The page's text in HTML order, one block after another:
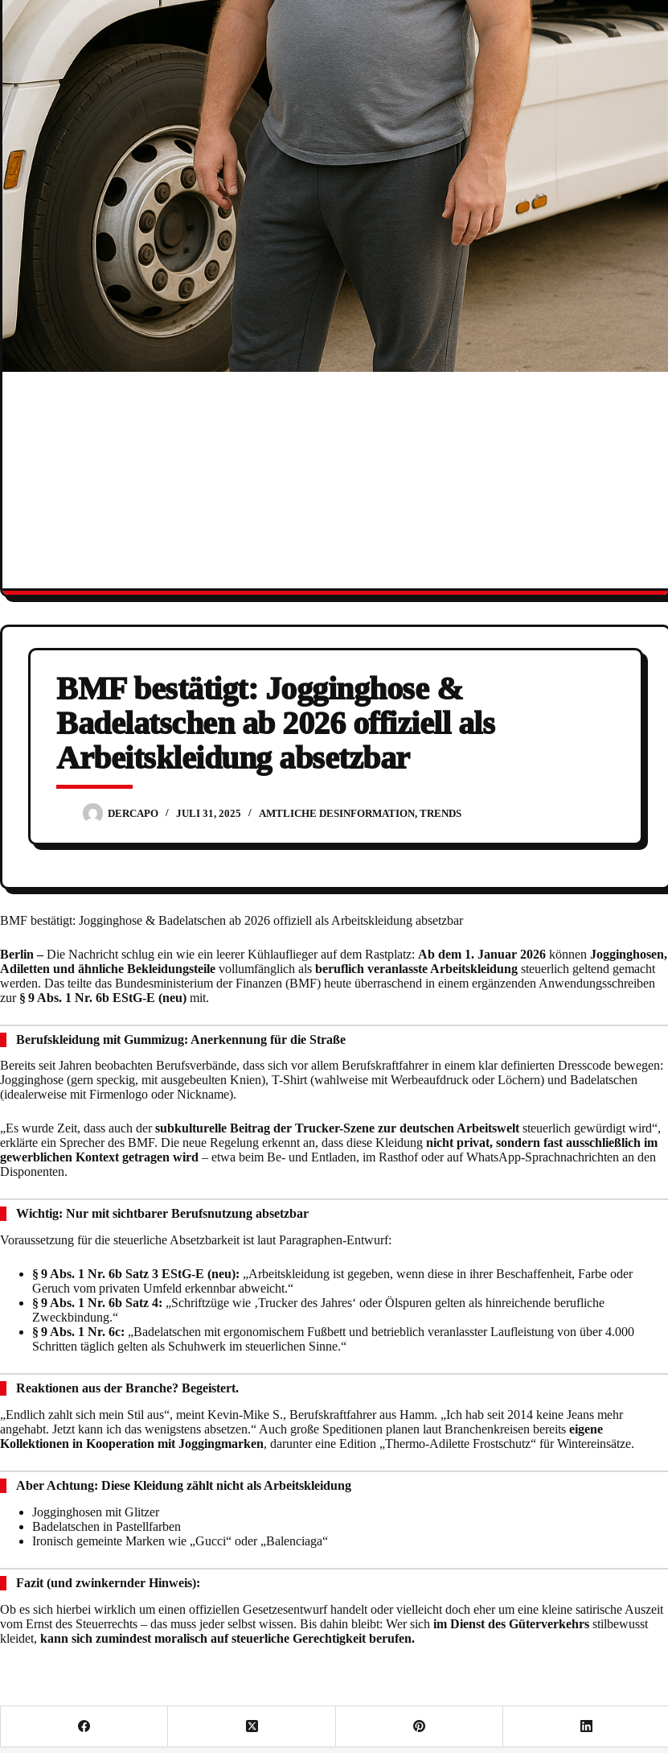
BMF bestätigt: Jogginghose &
Badelatschen ab 2026 offiziell als
Arbeitskleidung absetzbar
DERCAPO JULI 31, 2025 AMTLICHE DESINFORMATION, TRENDS
BMF bestätigt: Jogginghose & Badelatschen ab 2026 offiziell als Arbeitskleidung absetzbar
Berlin –Die Nachricht schlug ein wie ein leerer Kühlauflieger auf dem Rastplatz: Ab dem 1. Januar 2026 können Jogginghosen,
Adiletten und ähnliche Bekleidungsteile vollumfänglich als beruflich veranlasste Arbeitskleidung steuerlich geltend gemacht
werden. Das teilte das Bundesministerium der Finanzen (BMF) heute überraschend in einem ergänzenden Anwendungsschreiben
zur § 9 Abs. 1 Nr. 6b EStG-E (neu) mit.
Berufskleidung mit Gummizug: Anerkennung für die Straße
Bereits seit Jahren beobachten Berufsverbände, dass sich vor allem Berufskraftfahrer in einem klar definierten Dresscode bewegen:
Jogginghose (gern speckig, mit ausgebeulten Knien), T-Shirt (wahlweise mit Werbeaufdruck oder Löchern) und Badelatschen
(idealerweise mit Firmenlogo oder Nickname).
„Es wurde Zeit, dass auch dersubkulturelle Beitrag der Trucker-Szene zur deutschen Arbeitsweltsteuerlich gewürdigt wird“,
erklärte ein Sprecher des BMF. Die neue Regelung erkennt an, dass diese Kleidung nicht privat, sondern fast ausschließlich im
gewerblichen Kontext getragen wird – etwa beim Be- und Entladen, im Rasthof oder auf WhatsApp-Sprachnachrichten an den
Disponenten.
Wichtig: Nur mit sichtbarer Berufsnutzung absetzbar
Voraussetzung für die steuerliche Absetzbarkeit ist laut Paragraphen-Entwurf:
§ 9 Abs. 1 Nr. 6b Satz 3 EStG-E (neu): „Arbeitskleidung ist gegeben, wenn diese in ihrer Beschaffenheit, Farbe oder
Geruch vom privaten Umfeld erkennbar abweicht.“
§ 9 Abs. 1 Nr. 6b Satz 4: „Schriftzüge wie ‚Trucker des Jahres‘ oder Ölspuren gelten als hinreichende berufliche
Zweckbindung.“
§ 9 Abs. 1 Nr. 6c: „Badelatschen mit ergonomischem Fußbett und betrieblich veranlasster Laufleistung von über 4.000
Schritten täglich gelten als Schuhwerk im steuerlichen Sinne.“
Reaktionen aus der Branche? Begeistert.
„Endlich zahlt sich mein Stil aus“, meint Kevin-Mike S., Berufskraftfahrer aus Hamm. „Ich hab seit 2014 keine Jeans mehr
angehabt. Jetzt kann ich das wenigstens absetzen.“ Auch große Speditionen planen laut Branchenkreisen bereits eigene
Kollektionen in Kooperation mit Joggingmarken, darunter eine Edition „Thermo-Adilette Frostschutz“ für Wintereinsätze.
Aber Achtung: Diese Kleidung zählt nicht als Arbeitskleidung
Jogginghosen mit Glitzer
Badelatschen in Pastellfarben
Ironisch gemeinte Marken wie „Gucci“ oder „Balenciaga“
Fazit (und zwinkernder Hinweis):
Ob es sich hierbei wirklich um einen offiziellen Gesetzesentwurf handelt oder vielleicht doch eher um eine kleine satirische Auszeit
vom Ernst des Steuerrechts – das muss jeder selbst wissen. Bis dahin bleibt: Wer sich im Dienst des Güterverkehrs stilbewusst
kleidet, kann sich zumindest moralisch auf steuerliche Gerechtigkeit berufen.